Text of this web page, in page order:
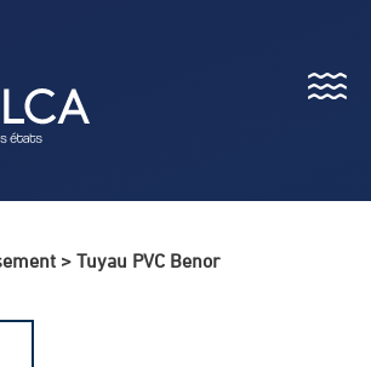
Menu
> Tuyau PVC Benor